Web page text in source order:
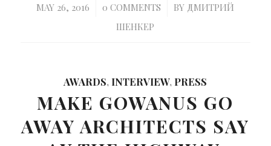
MAY 26, 2016
/ 0 COMMENTS
/ BY ДМИТРИЙ
ШЕНКЕР
AWARDS, INTERVIEW, PRESS
MAKE GOWANUS GO
AWAY ARCHITECTS SAY